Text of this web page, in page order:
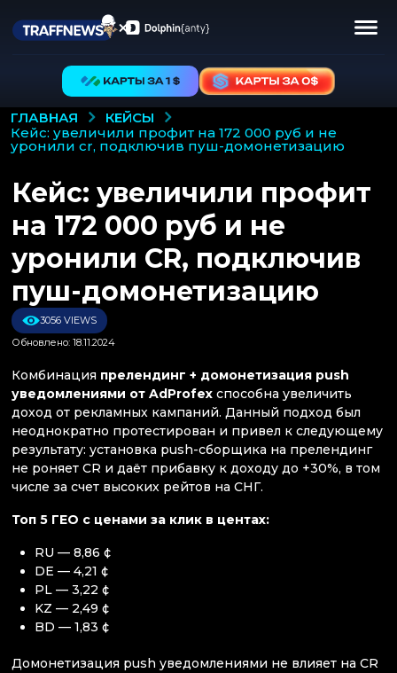
ГЛАВНАЯ
КЕЙСЫ
кейс: увеличили профит на 172 000 руб и не
уронили cr, подключив пуш-домонетизацию
Кейс: увеличили профит
на 172 000 руб и не
уронили CR, подключив
пуш-домонетизацию
3056 VIEWS
Обновлено: 18.11.2024
Комбинация прелендинг + домонетизация push
уведомлениями от AdProfex способна увеличить
доход от рекламных кампаний. Данный подход был
неоднократно протестирован и привел к следующему
результату: установка push-сборщика на прелендинг
не роняет CR и даёт прибавку к доходу до +30%, в том
числе за счет высоких рейтов на СНГ.
Топ 5 ГЕО с ценами за клик в центах:
RU — 8,86 ¢
DE — 4,21 ¢
PL — 3,22 ¢
KZ — 2,49 ¢
BD — 1,83 ¢
Домонетизация push уведомлениями не влияет на CR